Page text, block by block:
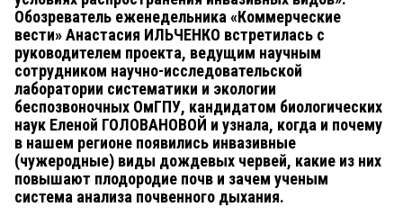
Обозреватель еженедельника «Коммерческие
вести» Анастасия ИЛЬЧЕНКО встретилась с
руководителем проекта, ведущим научным
сотрудником научно-исследовательской
лаборатории систематики и экологии
беспозвоночных ОмГПУ, кандидатом биологических
наук Еленой ГОЛОВАНОВОЙ и узнала, когда и почему
в нашем регионе появились инвазивные
(чужеродные) виды дождевых червей, какие из них
повышают плодородие почв и зачем ученым
система анализа почвенного дыхания.